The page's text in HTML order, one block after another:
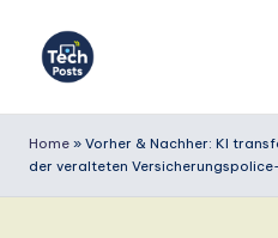
e
c
Home » Vorher & Nachher: KI
der veralteten